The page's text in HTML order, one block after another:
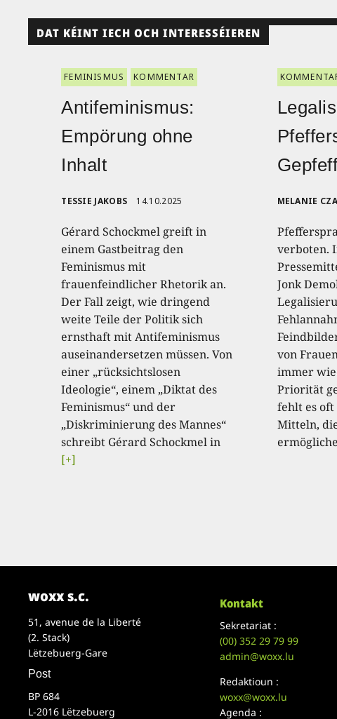
DAT KÉINT IECH OCH INTERESSÉIEREN
FEMINISMUS KOMMENTAR
Antifeminismus:
Empörung ohne
Inhalt
TESSIE JAKOBS 14.10.2025
Gérard Schockmel greift in
einem Gastbeitrag den
Feminismus mit
frauenfeindlicher Rhetorik an.
Der Fall zeigt, wie dringend
weite Teile der Politik sich
ernsthaft mit Antifeminismus
auseinandersetzen müssen. Von
einer „rücksichtslosen
Ideologie“, einem „Diktat des
Feminismus“ und der
„Diskriminierung des Mannes“
schreibt Gérard Schockmel in
[+]
MELANIE
verboten.
Jonk
von
immer
Priorität
fehlt es
Mitteln,
woxx s.c.
51, avenue de la Liberté
(2. Stack)
Lëtzebuerg-Gare
Post
BP 684
L-2016 Lëtzebuerg
Kontakt
Sekretariat :
(00)352 29 79 99
admin@woxx.lu
Redaktioun :
woxx@woxx.lu
Agenda :